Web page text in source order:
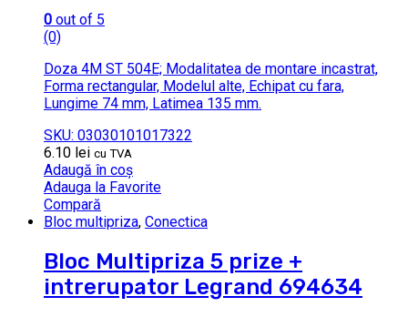
0 out of 5
(0)
Doza 4M ST 504E; Modalitatea de montare incastrat,
Forma rectangular, Modelul alte, Echipat cu fara,
Lungime 74 mm, Latimea 135 mm.
SKU: 03030101017322
6.10 lei cu TVA
Adaugă în coș
Adauga la Favorite
Compară
Bloc multipriza, Conectica
Bloc Multipriza 5 prize +
intrerupator Legrand 694634